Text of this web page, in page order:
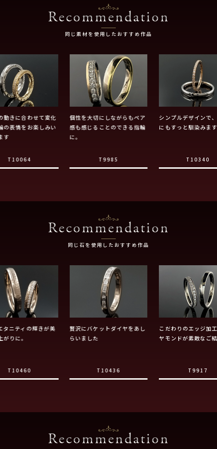
Recommendation
同じ素材を使用したおすすめ作品
動きに合わせて変化
の表情をお楽しみい
す
T10064
個性を大切にしながらもペア
感も感じることのできる指輪
に。
T9985
シンプルデザインで
にもすっと馴染みます
T10340
Recommendation
同じ石を使用したおすすめ作品
タニティの輝きが美
がりに。
T10460
贅沢にバケットダイヤをあし
らいました
T10436
こだわりのエッジ加
ヤモンドが素敵なご
T9917
Recommendation